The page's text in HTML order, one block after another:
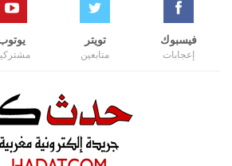
فيسبوك
إعجابات
تويتر
متابعين